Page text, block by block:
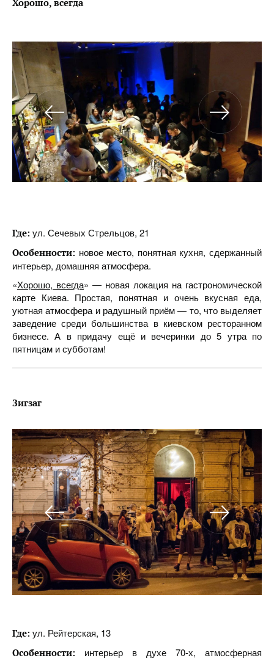
Хорошо, всегда
Где: ул. Сечевых Стрельцов, 21
Особенности: новое место, понятная кухня, сдержанный
интерьер, домашняя атмосфера.
«Хорошо, всегда» — новая локация на гастрономической
карте Киева. Простая, понятная и очень вкусная еда,
уютная атмосфера и радушный приём — то, что выделяет
заведение среди большинства в киевском ресторанном
бизнесе. А в придачу ещё и вечеринки до 5 утра по
пятницам и субботам!
Зигзаг
Где: ул. Рейтерская, 13
Особенности: интерьер в духе 70-х, атмосферная